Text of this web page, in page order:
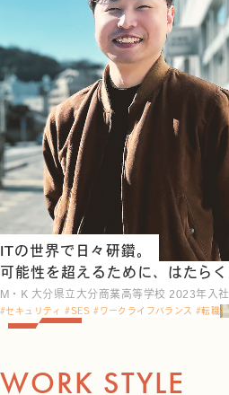
ITの世界で日々研鑽。
可能性を超えるために、はたらく
M・K 大分県立大分商業高等学校 2023年入社
#セキュリティ #SES #ワークライフバランス #転職
WORK STYLE